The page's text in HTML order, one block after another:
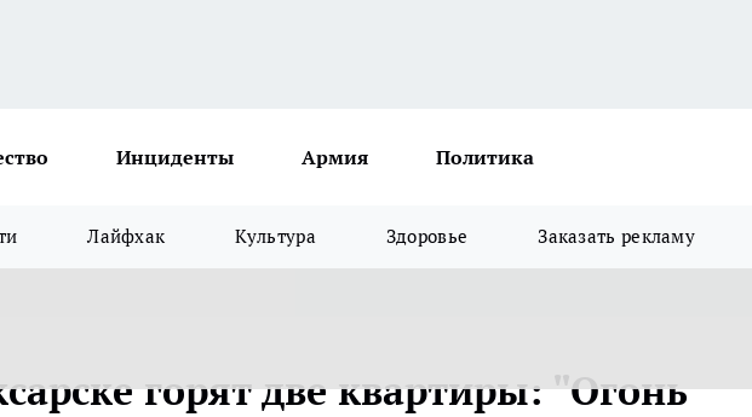
Инциденты Армия Политика
Лайфхак Культура Здоровье Заказать рекламу
горят две квартиры: "Огонь